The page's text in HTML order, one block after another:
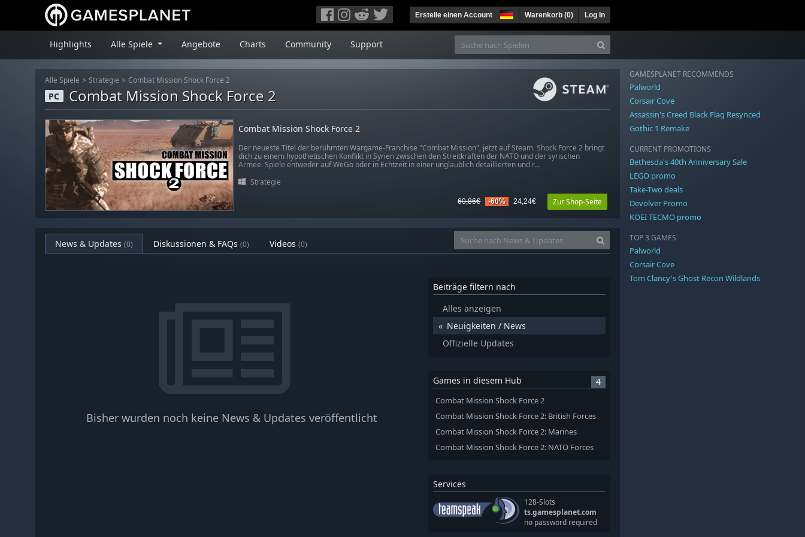
Erstelle einen Account Warenkorb (0) Log In
Highlights Alle Spiele Angebote Charts Community Support
Alle Spiele Strategie Combat Mission Shock Force 2
PC Combat Mission Shock Force 2
Combat Mission Shock Force 2
Der neueste Titel der berühmten Wargame-Franchise "Combat Mission", jetzt auf Steam. Shock Force 2 bringt
dich zu einem hypothetischen Konflikt in Syrien zwischen den Streitkräften der NATO und der syrischen
Armee. Spiele entweder auf WeGo oder in Echtzeit in einer unglaublich detaillierten und r...
Strategie
60,86€ -60% 24,24€ Zur Shop-Seite
News & Updates (0) Diskussionen & FAQs (0) Videos (0)
Bisher wurden noch keine News & Updates veröffentlicht
Beiträge filtern nach
Alles anzeigen
Neuigkeiten / News
Offizielle Updates
Games in diesem Hub 4
Combat Mission Shock Force 2
Combat Mission Shock Force 2: British Forces
Combat Mission Shock Force 2: Marines
Combat Mission Shock Force 2: NATO Forces
Services
128-Slots
ts.gamesplanet.com
no password required
GAMESPLANET RECOMMENDS
Palworld
Corsair Cove
Assassin's Creed Black Flag Resynced
Gothic 1 Remake
CURRENT PROMOTIONS
Bethesda's 40th Anniversary Sale
LEGO promo
Take-Two deals
Devolver Promo
KOEI TECMO promo
TOP 3 GAMES
Palworld
Corsair Cove
Tom Clancy's Ghost Recon Wildlands